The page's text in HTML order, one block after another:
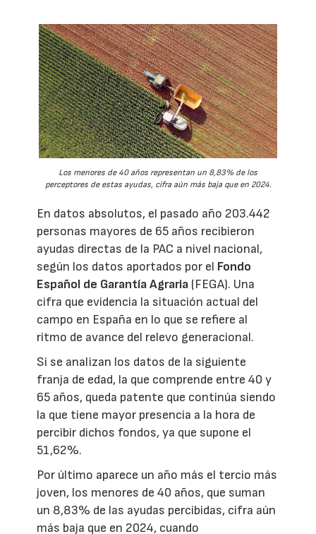
Los menores de 40 años representan un 8,83% de los
perceptores de estas ayudas, cifra aún más baja que en 2024.
En datos absolutos, el pasado año 203.442
personas mayores de 65 años recibieron
ayudas directas de la PAC a nivel nacional,
según los datos aportados por el Fondo
Español de Garantía Agraria (FEGA). Una
cifra que evidencia la situación actual del
campo en España en lo que se refiere al
ritmo de avance del relevo generacional.
Si se analizan los datos de la siguiente
franja de edad, la que comprende entre 40 y
65 años, queda patente que continúa siendo
la que tiene mayor presencia a la hora de
percibir dichos fondos, ya que supone el
51,62%.
Por último aparece un año más el tercio más
joven, los menores de 40 años, que suman
un 8,83% de las ayudas percibidas, cifra aún
más baja que en 2024, cuando